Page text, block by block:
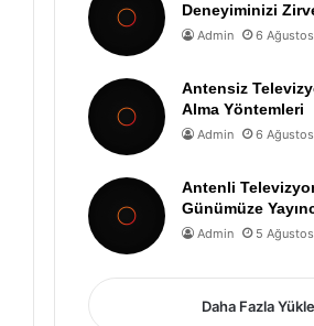
Deneyiminizi
Admin 6
Antensiz
Alma Yöntemleri
Admin 6
Antenli
Günümüze
Admin 5
Daha Fazla Yükle